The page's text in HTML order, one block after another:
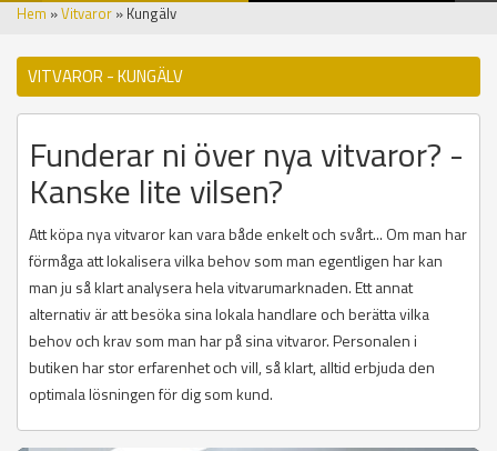
Hem »Vitvaror » Kungälv
VITVAROR - KUNGÄLV
Funderar ni över nya vitvaror? -
Kanske lite vilsen?
Att köpa nya vitvaror kan vara både enkelt och svårt... Om man har
förmåga att lokalisera vilka behov som man egentligen har kan
man ju så klart analysera hela vitvarumarknaden. Ett annat
alternativ är att besöka sina lokala handlare och berätta vilka
behov och krav som man har på sina vitvaror. Personalen i
butiken har stor erfarenhet och vill, så klart, alltid erbjuda den
optimala lösningen för dig som kund.